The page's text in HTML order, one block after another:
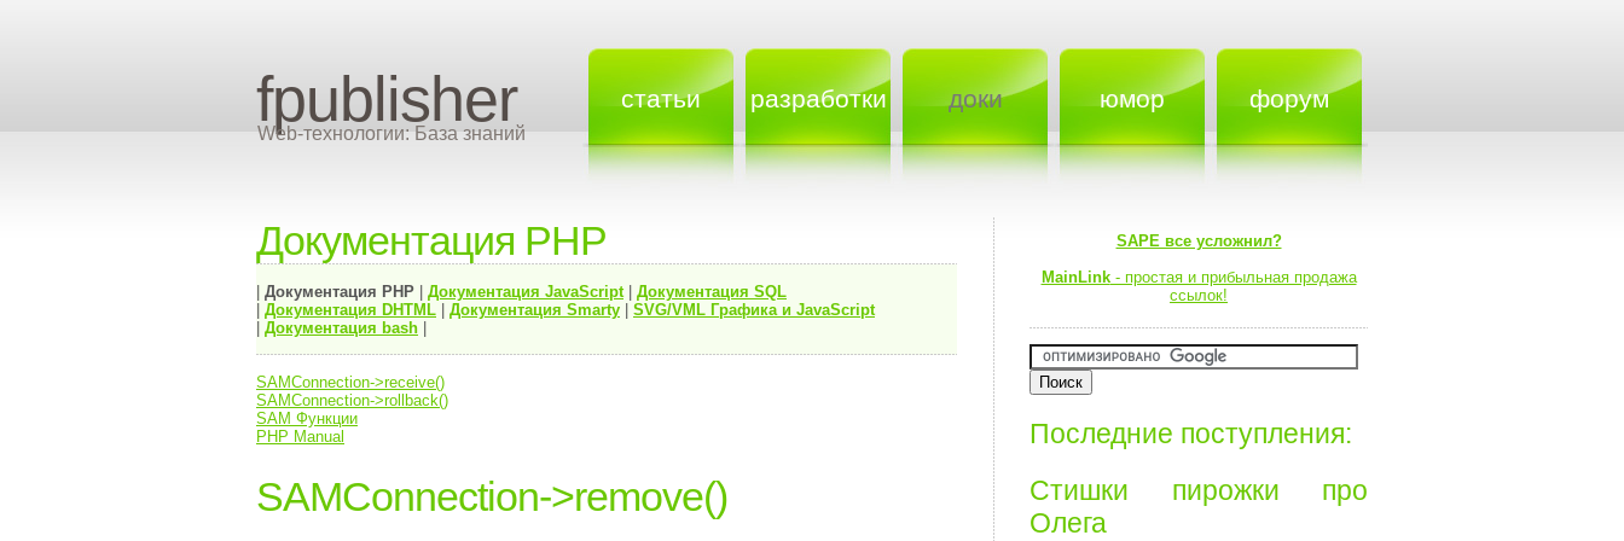
fpublisher
Web-технологии: База знаний
статьи разработки доки юмор форум
Документация PHP
Документация PHP Документация JavaScript| Документация SQL
Документация DHTML Документация Smarty
SVG/VML Графика и JavaScript
Документация bash
SAMConnection->receive()
SAMConnection->rollback()
SAM Функции
PHP Manual
SAMConnection->remove()
SAPE все усложнил?
MainLink- простая и прибыльная продажа
ссылок!
Последние поступления:
Стишки пирожки про
Олега⁠⁠